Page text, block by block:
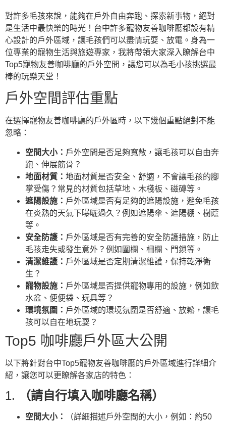
對許多毛孩來說，能夠在戶外自由奔跑、探索新事物，絕對
是生活中最快樂的時光！台中許多寵物友善咖啡廳都設有精
心設計的戶外區域，讓毛孩們可以盡情玩耍、放電。身為一
位專業的寵物生活與旅遊專家，我將帶領大家深入瞭解台中
Top5寵物友善咖啡廳的戶外空間，讓您可以為毛小孩挑選最
棒的玩樂天堂！
戶外空間評估重點
在選擇寵物友善咖啡廳的戶外區時，以下幾個重點絕對不能
忽略：
空間大小： 戶外空間是否足夠寬敞，讓毛孩可以自由奔
跑、伸展筋骨？
地面材質： 地面材質是否安全、舒適，不會讓毛孩的腳
掌受傷？常見的材質包括草地、木棧板、磁磚等。
遮陽設施： 戶外區域是否有足夠的遮陽設施，避免毛孩
在炎熱的天氣下曝曬過久？例如遮陽傘、遮陽棚、樹蔭
等。
安全防護： 戶外區域是否有完善的安全防護措施，防止
毛孩走失或發生意外？例如圍欄、柵欄、門鎖等。
清潔維護： 戶外區域是否定期清潔維護，保持乾淨衛
生？
寵物設施： 戶外區域是否提供寵物專用的設施，例如飲
水盆、便便袋、玩具等？
環境氛圍： 戶外區域的環境氛圍是否舒適、放鬆，讓毛
孩可以自在地玩耍？
Top5 咖啡廳戶外區大公開
以下將針對台中Top5寵物友善咖啡廳的戶外區域進行詳細介
紹，讓您可以更瞭解各家店的特色：
1. （請自行填入咖啡廳名稱）
空間大小：
（詳細描述戶外空間的大小，例如：約50